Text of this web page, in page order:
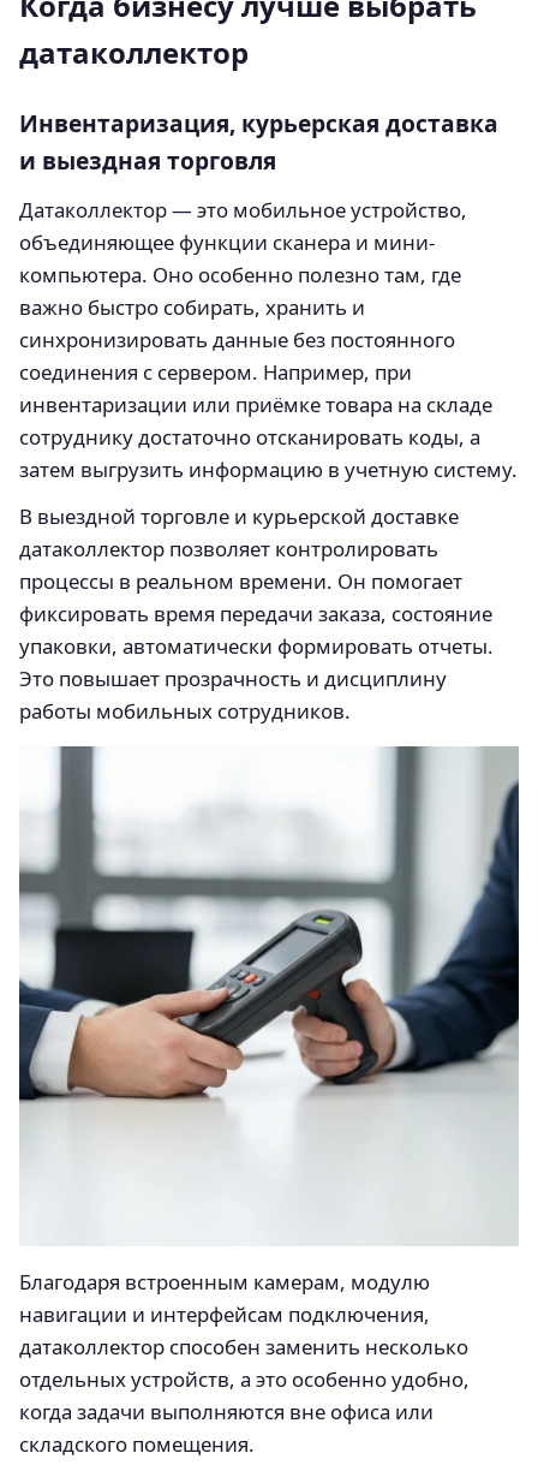
датаколлектор
Инвентаризация, курьерская доставка
и выездная торговля
Датаколлектор — это мобильное устройство,
объединяющее функции сканера и мини-
компьютера. Оно особенно полезно там, где
важно быстро собирать, хранить и
синхронизировать данные без постоянного
соединения с сервером. Например, при
инвентаризации или приёмке товара на складе
сотруднику достаточно отсканировать коды, а
затем выгрузить информацию в учетную систему.
В выездной торговле и курьерской доставке
датаколлектор позволяет контролировать
процессы в реальном времени. Он помогает
фиксировать время передачи заказа, состояние
упаковки, автоматически формировать отчеты.
Это повышает прозрачность и дисциплину
работы мобильных сотрудников.
Благодаря встроенным камерам, модулю
навигации и интерфейсам подключения,
датаколлектор способен заменить несколько
отдельных устройств, а это особенно удобно,
когда задачи выполняются вне офиса или
складского помещения.